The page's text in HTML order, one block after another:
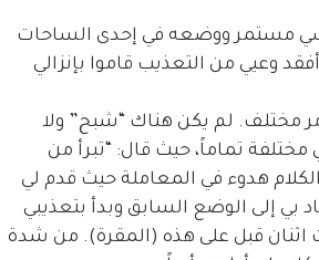
مستمر ووضعه في إحدى الساحات
وعيي من التعذيب قاموا بإنزالي
مختلف. لم يكن هناك “شبح” ولا
تماماً، حيث قال: “تبرأ من
هدوء في المعاملة حيث قدم لي
بي إلى الوضع السابق وبدأ بتعذيبي
اثنان قبل على هذه (المقرة). من شدة